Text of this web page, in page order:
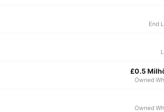
End
£0.5
Owned
Owned